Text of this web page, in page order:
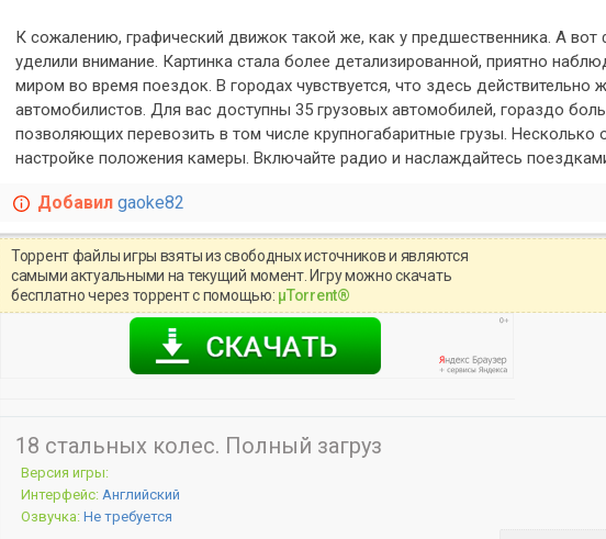
К сожалению, графический движок такой же, как у предшественника. А вот
уделили внимание. Картинка стала более детализированной, приятно
миром во время поездок. В городах чувствуется, что здесь действительно
автомобилистов. Для вас доступны 35 грузовых автомобилей, гораздо
позволяющих перевозить в том числе крупногабаритные грузы. Несколько
настройке положения камеры. Включайте радио и наслаждайтесь
Добавил gaoke82
Торрент файлы игры взяты из свободных источников и являются
самыми актуальными на текущий момент. Игру можно скачать
бесплатно через торрент с помощью: μTorrent®
18 стальных колес. Полный загруз
Версия игры:
Интерфейс: Английский
Озвучка: Не требуется